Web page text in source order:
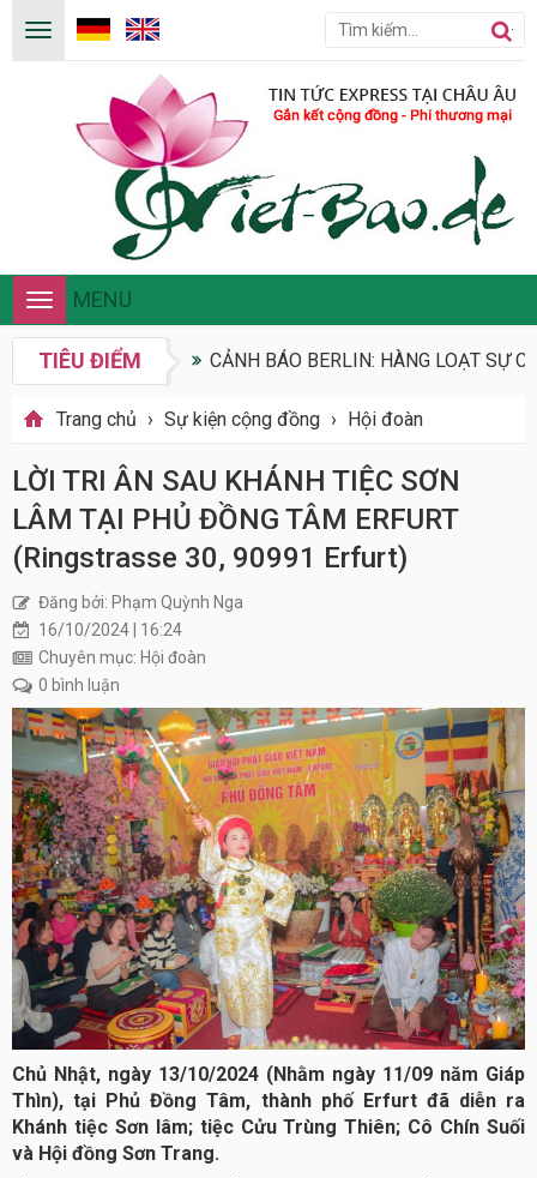
Toggle
navigation
MENU
TIÊU ĐIỂM CẢNH BÁO BERLIN: HÀNG LOẠT SỰ
Trang chủ › Sự kiện cộng đồng › Hội đoàn
LỜI TRI ÂN SAU KHÁNH TIỆC SƠN
LÂM TẠI PHỦ ĐỒNG TÂM ERFURT
(Ringstrasse 30, 90991 Erfurt)
Đăng bởi: Phạm Quỳnh Nga
16/10/2024 | 16:24
Chuyên mục: Hội đoàn
0 bình luận
Chủ Nhật, ngày 13/10/2024 (Nhằm ngày 11/09 năm Giáp
Thìn), tại Phủ Đồng Tâm, thành phố Erfurt đã diễn ra
Khánh tiệc Sơn lâm; tiệc Cửu Trùng Thiên; Cô Chín Suối
và Hội đồng Sơn Trang.